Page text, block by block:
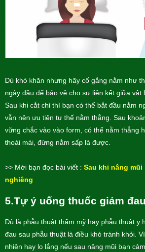
Dù khó khăn nhưng hãy cố gắng nằm như
ngày đầu để bảo vệ cho sự liên kết giữa vật
Sau khi cắt chỉ thì bạn có thể bắt đầu nằm
vẫn nên ưu tiên tư thế nằm thẳng. Sau
vững chắc vào vào form, có thể nằm thẳng
thoải mái, đừng nằm sấp là được.
>> Mời bạn đọc bài viết : Sau khi nâng
nghiêng
5.Tự ý uống thuốc giảm đau
Dù là phẫu thuật thẩm mỹ hay phẫu thuật y
đau sau phẫu thuật là điều khó tránh khỏi.
nhiên hay lo lắng nếu sau nâng mũi bạn